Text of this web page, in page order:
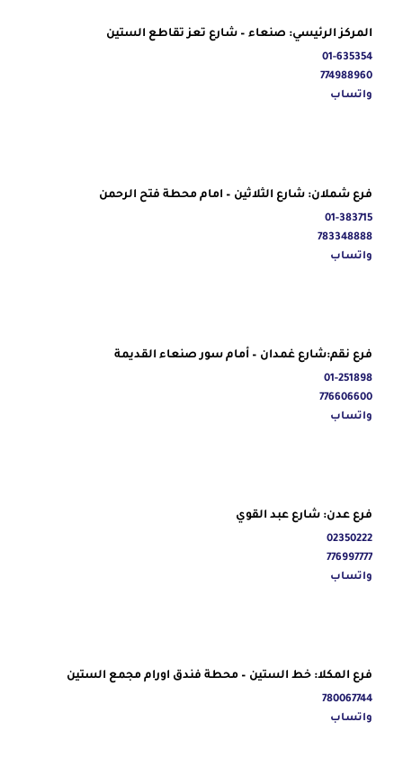
المركز الرئيسي: صنعاء – شارع تعز تقاطع الستين
01-635354
774988960
واتساب
فرع شملان: شارع الثلاثين – امام محطة فتح الرحمن
01-383715
783348888
واتساب
فرع نقم:شارع غمدان – أمام سور صنعاء القديمة
01-251898
776606600
واتساب
فرع عدن: شارع عبد القوي
02350222
776997777
واتساب
فرع المكلا: خط الستين – محطة فندق اورام مجمع الستين
780067744
واتساب